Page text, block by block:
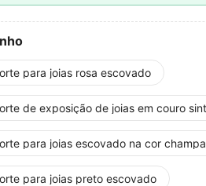
para joias rosa escovado
de exposição de joias em couro
para joias escovado na cor
para joias preto escovado